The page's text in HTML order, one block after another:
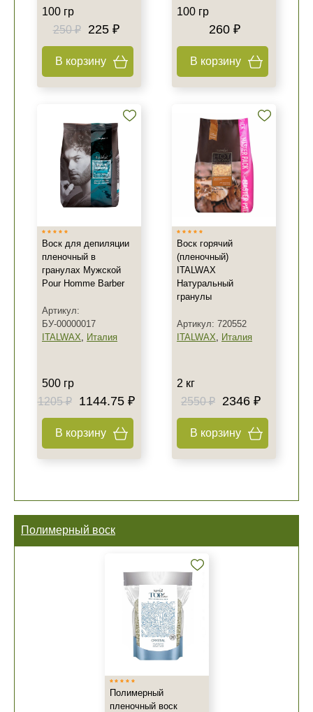
100 гр
250 ₽
225 ₽
В корзину
100 гр
260 ₽
В корзину
Воск для депиляции
пленочный в
гранулах Мужской
Pour Homme Barber
Артикул:
БУ-00000017
ITALWAX, Италия
500 гр
1205 ₽
1144.75 ₽
В корзину
Воск горячий
(пленочный)
ITALWAX
Натуральный
гранулы
Артикул: 720552
ITALWAX, Италия
2 кг
2550 ₽
2346 ₽
В корзину
Полимерный воск
Полимерный
пленочный воск